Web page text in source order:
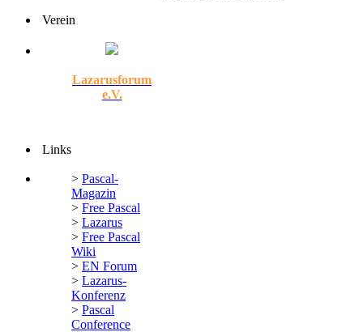
Verein
Lazarusforum
e.V.
Links
> Pascal-
Magazin
> Free Pascal
> Lazarus
> Free Pascal
Wiki
> EN Forum
> Lazarus-
Konferenz
> Pascal
Conference